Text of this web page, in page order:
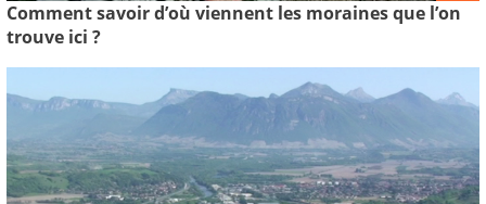
Comment savoir d’où viennent les moraines que l’on
trouve ici ?